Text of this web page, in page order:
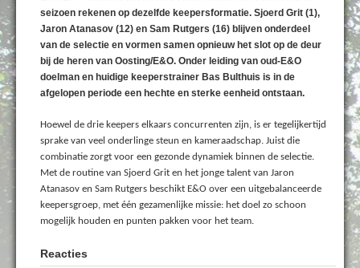
seizoen rekenen op dezelfde keepersformatie. Sjoerd Grit (1),
Jaron Atanasov (12) en Sam Rutgers (16) blijven onderdeel
van de selectie en vormen samen opnieuw het slot op de deur
bij de heren van Oosting/E&O. Onder leiding van oud-E&O
doelman en huidige keeperstrainer Bas Bulthuis is in de
afgelopen periode een hechte en sterke eenheid ontstaan.
Hoewel de drie keepers elkaars concurrenten zijn, is er tegelijkertijd
sprake van veel onderlinge steun en kameraadschap. Juist die
combinatie zorgt voor een gezonde dynamiek binnen de selectie.
Met de routine van Sjoerd Grit en het jonge talent van Jaron
Atanasov en Sam Rutgers beschikt E&O over een uitgebalanceerde
keepersgroep, met één gezamenlijke missie: het doel zo schoon
mogelijk houden en punten pakken voor het team.
Reacties